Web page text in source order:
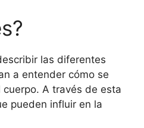
las diferentes
a entender cómo se
A través de esta
pueden influir en la